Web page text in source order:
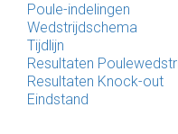
Poule-indelingen
Wedstrijdschema
Tijdlijn
Resultaten
Resultaten Knock-out
Eindstand